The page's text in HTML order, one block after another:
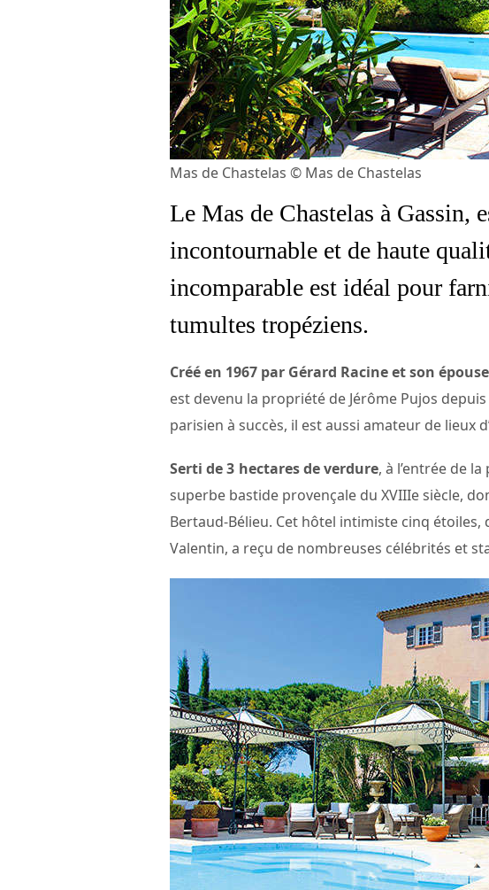
Mas de Chastelas © Mas de Chastelas
Le Mas de Chastelas à Gassin,
incontournable et de haute
incomparable est idéal pour
tumultes tropéziens.
Créé en 1967 par Gérard Racine et son
est devenu la propriété de Jérôme Pujos
parisien à succès, il est aussi amateur de lieux
Serti de 3 hectares de verdure, à l’entrée de
superbe bastide provençale du XVIIIe siècle,
Bertaud-Bélieu. Cet hôtel intimiste cinq
Valentin, a reçu de nombreuses célébrités et